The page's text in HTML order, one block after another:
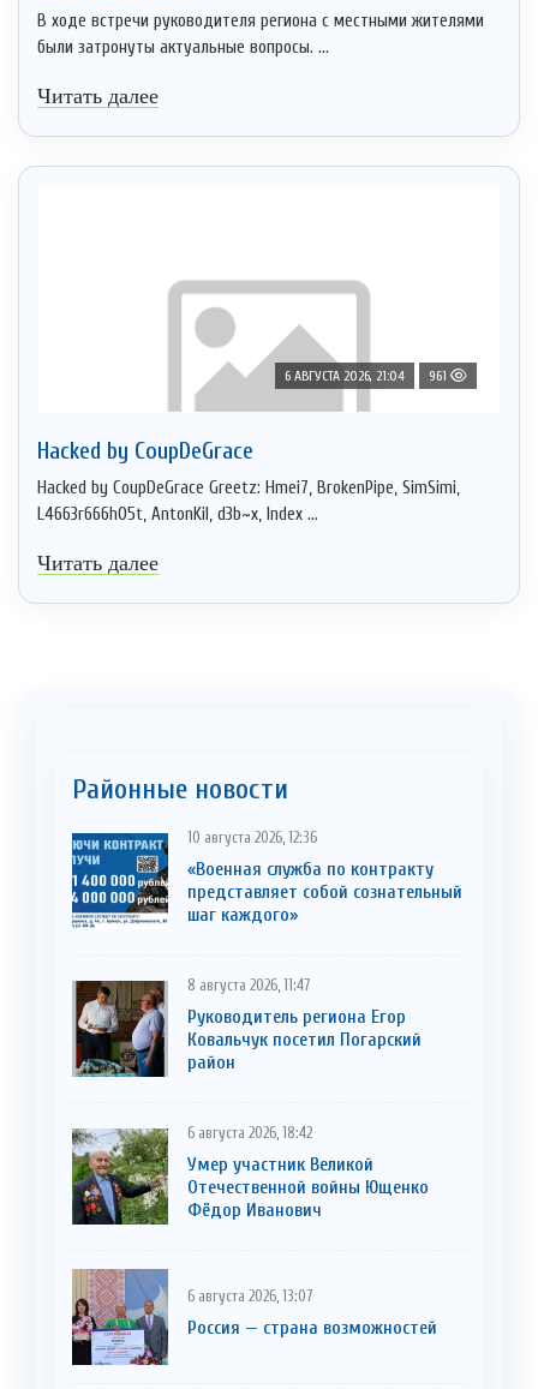
В ходе встречи руководителя региона с местными жителями
были затронуты актуальные вопросы. ...
Читать далее
6 АВГУСТА 2026, 21:04 961
Hacked by CoupDeGrace
Hacked by CoupDeGrace Greetz: Hmei7, BrokenPipe, SimSimi,
L4663r666h05t, AntonKil, d3b~x, Index ...
Читать далее
Районные новости
10 августа 2026, 12:36
«Военная служба по контракту
представляет собой сознательный
шаг каждого»
8 августа 2026, 11:47
Руководитель региона Егор
Ковальчук посетил Погарский
район
6 августа 2026, 18:42
Умер участник Великой
Отечественной войны Ющенко
Фёдор Иванович
6 августа 2026, 13:07
Россия — страна возможностей